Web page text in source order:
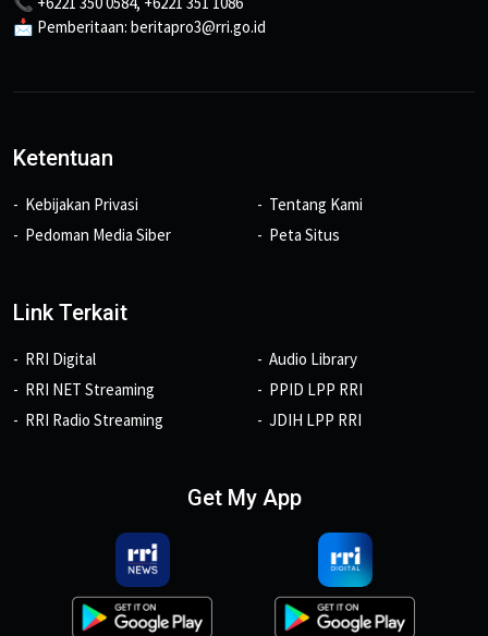
📩 Pemberitaan: beritapro3@rri.go.id
Ketentuan
Kebijakan Privasi
Pedoman Media Siber
Tentang Kami
Peta Situs
Link Terkait
RRI Digital
RRI NET Streaming
RRI Radio Streaming
Audio Library
PPID LPP RRI
JDIH LPP RRI
Get My App